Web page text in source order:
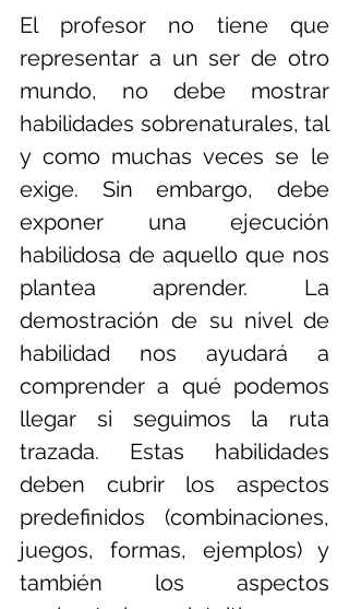
El profesor no tiene que
representar a un ser de otro
mundo, no debe mostrar
habilidades sobrenaturales, tal
y como muchas veces se le
exige. Sin embargo, debe
exponer una ejecución
habilidosa de aquello que nos
plantea aprender. La
demostración de su nivel de
habilidad nos ayudará a
comprender a qué podemos
llegar si seguimos la ruta
trazada. Estas habilidades
deben cubrir los aspectos
predefinidos (combinaciones,
juegos, formas, ejemplos) y
también los aspectos